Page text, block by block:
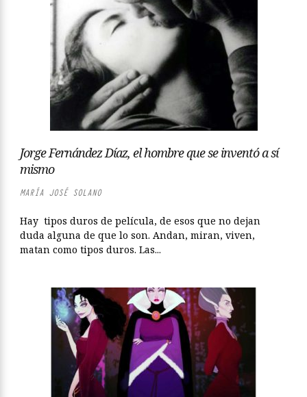
Jorge Fernández Díaz, el hombre que se inventó a sí
mismo
MARÍA JOSÉ SOLANO
Hay tipos duros de película, de esos que no dejan
duda alguna de que lo son. Andan, miran, viven,
matan como tipos duros. Las...